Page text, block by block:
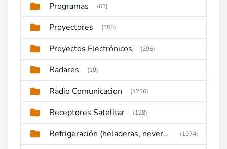
Programas (61)
Proyectores (355)
Proyectos Electrónicos (296)
Radares (19)
Radio Comunicacion (1216)
Receptores Satelitar (128)
Refrigeración (heladeras, neveras, congeladores) (1074)